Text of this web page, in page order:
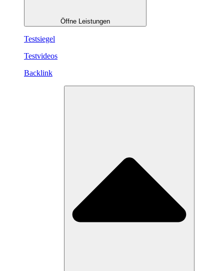
Öffne Leistungen
Testsiegel
Testvideos
Backlink